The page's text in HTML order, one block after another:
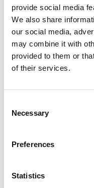
provide social media
We also share
our social media,
may combine it with
provided to them or
of their services.
Selection
Necessary
Preferences
Statistics
costruzione di
Repubblica
La Škoda avvia